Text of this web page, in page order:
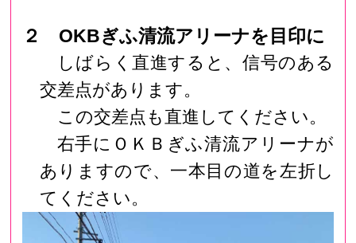
２ OKBぎふ清流アリーナを目印に
しばらく直進すると、信号のある
交差点があります。
この交差点も直進してください。
右手にＯＫＢぎふ清流アリーナが
ありますので、一本目の道を左折し
てください。